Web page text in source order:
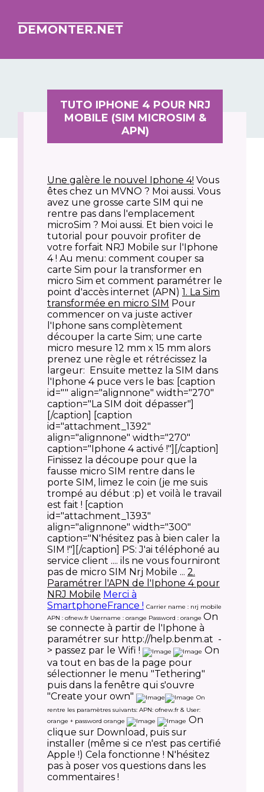
DEMONTER.NET
TUTO IPHONE 4 POUR NRJ
MOBILE (SIM MICROSIM &
APN)
Une galère le nouvel Iphone 4! Vous
êtes chez un MVNO ? Moi aussi. Vous
avez une grosse carte SIM qui ne
rentre pas dans l'emplacement
microSim ? Moi aussi. Et bien voici le
tutorial pour pouvoir profiter de
votre forfait NRJ Mobile sur l'Iphone
4 ! Au menu: comment couper sa
carte Sim pour la transformer en
micro Sim et comment paramétrer le
point d'accès internet (APN) 1. La Sim
transformée en micro SIM Pour
commencer on va juste activer
l'Iphone sans complètement
découper la carte Sim; une carte
micro mesure 12 mm x 15 mm alors
prenez une règle et rétrécissez la
largeur: Ensuite mettez la SIM dans
l'Iphone 4 puce vers le bas: [caption
id="" align="alignnone" width="270"
caption="La SIM doit dépasser"]
[/caption] [caption
id="attachment_1392"
align="alignnone" width="270"
caption="Iphone 4 activé !"] [/caption]
Finissez la découpe pour que la
fausse micro SIM rentre dans le
porte SIM, limez le coin (je me suis
trompé au début :p) et voilà le travail
est fait ! [caption
id="attachment_1393"
align="alignnone" width="300"
caption="N'hésitez pas à bien caler la
SIM !"] [/caption] PS: J'ai téléphoné au
service client .... ils ne vous fourniront
pas de micro SIM Nrj Mobile ... 2.
Paramétrer l'APN de l'Iphone 4 pour
NRJ Mobile Merci à
SmartphoneFrance ! Carrier name : nrj mobile
APN : ofnew.fr Username : orange Password : orange On
se connecte à partir de l'Iphone à
paramétrer sur http://help.benm.at -
> passez par le Wifi !
On
va tout en bas de la page pour
sélectionner le menu "Tethering"
puis dans la fenêtre qui s'ouvre
"Create your own"
On
rentre les paramètres suivants: APN: ofnew.fr & User:
orange + password orange
On
clique sur Download, puis sur
installer (même si ce n'est pas certifié
Apple !) Cela fonctionne ! N'hésitez
pas à poser vos questions dans les
commentaires !